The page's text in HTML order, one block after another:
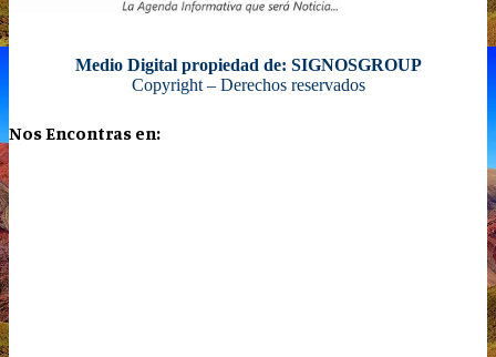
Medio Digital propiedad de: SIGNOSGROUP
Copyright – Derechos reservados
Nos Encontras en: